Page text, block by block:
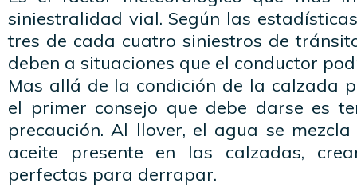
siniestralidad vial. Según las
tres de cada cuatro siniestros de
deben a situaciones que el conductor
Mas allá de la condición de la calzada
el primer consejo que debe darse es
precaución. Al llover, el agua se
aceite presente en las calzadas,
perfectas para derrapar.